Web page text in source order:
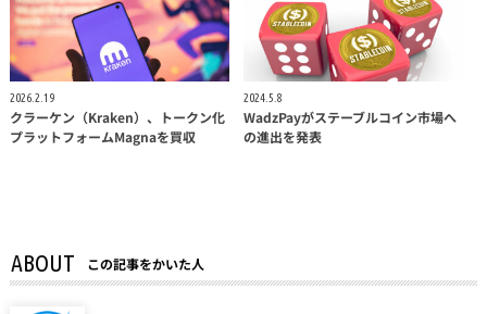
2026.2.19
クラーケン（Kraken）、トークン化
プラットフォームMagnaを買収
2024.5.8
WadzPayがステーブルコイン市場へ
の進出を発表
ABOUT この記事をかいた人